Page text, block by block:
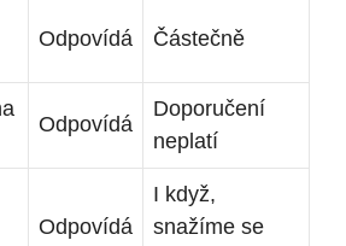
Odpovídá Částečně
Odpovídá
Doporučení
neplatí
Odpovídá
I když,
snažíme se